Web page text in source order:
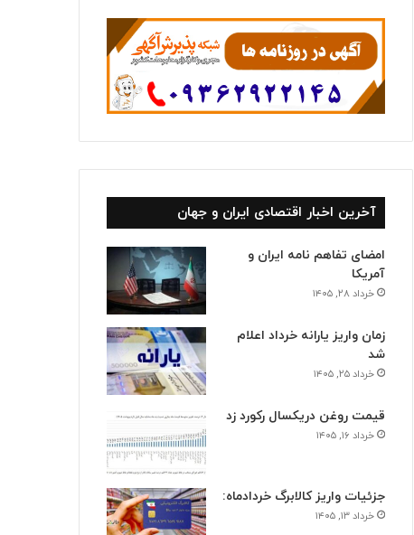
آخرین اخبار اقتصادی ایران و جهان
امضای تفاهم نامه ایران و
آمریکا
خرداد ۲۸, ۱۴۰۵
زمان واریز یارانه خرداد اعلام
شد
خرداد ۲۵, ۱۴۰۵
قیمت روغن دریکسال رکورد زد
خرداد ۱۶, ۱۴۰۵
جزئیات واریز کالابرگ خردادماه:
خرداد ۱۳, ۱۴۰۵